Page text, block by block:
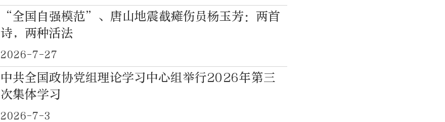
“全国自强模范”、唐山地震截瘫伤员杨玉芳：两首
诗，两种活法
2026-7-27
中共全国政协党组理论学习中心组举行2026年第三
次集体学习
2026-7-3